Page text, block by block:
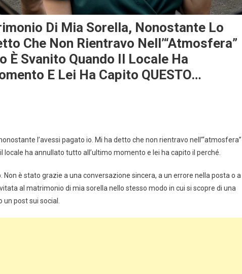
Di Mia Sorella, Nonostante Lo
Che Non Rientravo Nell’“atmosfera”
È Svanito Quando Il Locale Ha
E Lei Ha Capito QUESTO…
l’avessi pagato io. Mi ha detto che non rientravo nell’“atmosfera”
ha annullato tutto all’ultimo momento e lei ha capito il perché.
è stato grazie a una conversazione sincera, a un errore nella posta o a
al matrimonio di mia sorella nello stesso modo in cui si scopre di una
post sui social.